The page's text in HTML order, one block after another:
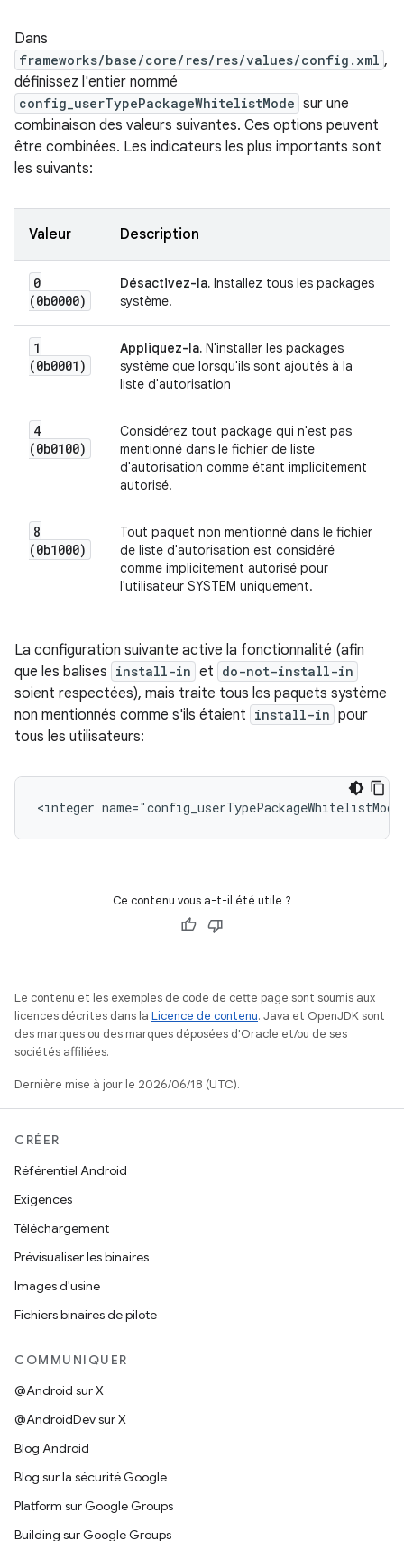
Dans
frameworks/base/core/res/res/values/config.xml ,
définissez l'entier nommé
config_userTypePackageWhitelistMode sur une
combinaison des valeurs suivantes. Ces options peuvent
être combinées. Les indicateurs les plus importants sont
les suivants:
Valeur Description
0
(0b0000)
Désactivez-la. Installez tous les packages
système.
1
(0b0001)
Appliquez-la. N'installer les packages
système que lorsqu'ils sont ajoutés à la
liste d'autorisation
4
(0b0100)
Considérez tout package qui n'est pas
mentionné dans le fichier de liste
d'autorisation comme étant implicitement
autorisé.
8
(0b1000)
Tout paquet non mentionné dans le fichier
de liste d'autorisation est considéré
comme implicitement autorisé pour
l'utilisateur SYSTEM uniquement.
La configuration suivante active la fonctionnalité (afin
que les balises install-in et do-not-install-in
soient respectées), mais traite tous les paquets système
non mentionnés comme s'ils étaient install-in pour
tous les utilisateurs:
<integer
Ce contenu vous a-t-il été utile ?
Le contenu et les exemples de code de cette page sont soumis aux
licences décrites dans la Licence de contenu. Java et OpenJDK sont
des marques ou des marques déposées d'Oracle et/ou de ses
sociétés affiliées.
Dernière mise à jour le 2026/06/18 (UTC).
CRÉER
Référentiel Android
Exigences
Téléchargement
Prévisualiser les binaires
Images d'usine
Fichiers binaires de pilote
COMMUNIQUER
@Android sur X
@AndroidDev sur X
Blog Android
Blog sur la sécurité Google
Platform sur Google Groups
Building sur Google Groups